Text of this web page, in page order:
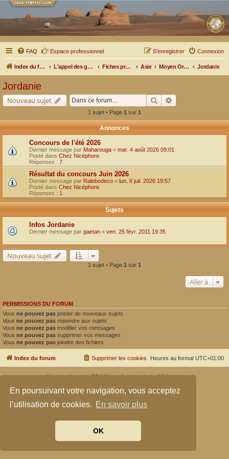
En poursuivant votre navigation, vous acceptez
l’utilisation de cookies. En savoir plus
OK
FAQ Espace professionnel Connexion
S’enregistrer
Index du forum L'appel des grands espaces Fiches pratiques par pays, pistes et bivouacs Asie Moyen Orient Jordanie
Jordanie
Nouveau sujet Rechercher
1 sujet • Page 1 sur 1
Annonces
Concours de l'été 2026
Dernier message par Maharouga « mar. 4 août 2026 09:01
Posté dans Chez Nicéphore
Réponses : 7
Résultat du concours Juin 2026
Dernier message par Ralebodeco « lun. 6 juil. 2026 19:57
Posté dans Chez Nicéphore
Réponses : 1
Sujets
Infos Jordanie
Dernier message par gaetan « ven. 25 févr. 2011 19:35
Nouveau sujet
1 sujet • Page 1 sur 1
Aller à
PERMISSIONS DU FORUM
Vous ne pouvez pas poster de nouveaux sujets
Vous ne pouvez pas répondre aux sujets
Vous ne pouvez pas modifier vos messages
Vous ne pouvez pas supprimer vos messages
Vous ne pouvez pas joindre des fichiers
Index du forum Heures au format UTC+01:00
Supprimer les cookies
Développé parphpBB® Forum Software © phpBB Limited
Confidentialité| Conditions